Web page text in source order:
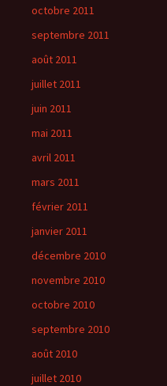
octobre 2011
septembre 2011
août 2011
juillet 2011
juin 2011
mai 2011
avril 2011
mars 2011
février 2011
janvier 2011
décembre 2010
novembre 2010
octobre 2010
septembre 2010
août 2010
juillet 2010